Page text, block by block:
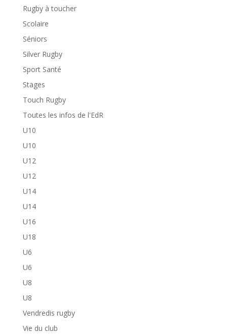
Rugby à toucher
Scolaire
Séniors
Silver Rugby
Sport Santé
Stages
Touch Rugby
Toutes les infos de l'EdR
U10
U10
U12
U12
U14
U14
U16
U18
U6
U6
U8
U8
Vendredis rugby
Vie du club